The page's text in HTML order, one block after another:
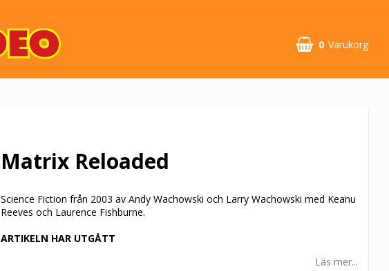
0 Varukorg
Din varukorg är tom
Matrix Reloaded
Science Fiction från 2003 av Andy Wachowski och Larry Wachowski med Keanu
Reeves och Laurence Fishburne.
ARTIKELN HAR UTGÅTT
Läs mer...